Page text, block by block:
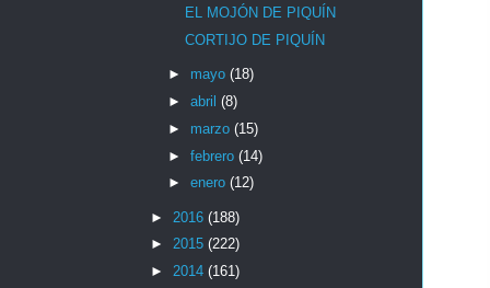
EL MOJÓN DE PIQUÍN
CORTIJO DE PIQUÍN
► mayo (18)
► abril (8)
► marzo (15)
► febrero (14)
► enero (12)
► 2016 (188)
► 2015 (222)
► 2014 (161)